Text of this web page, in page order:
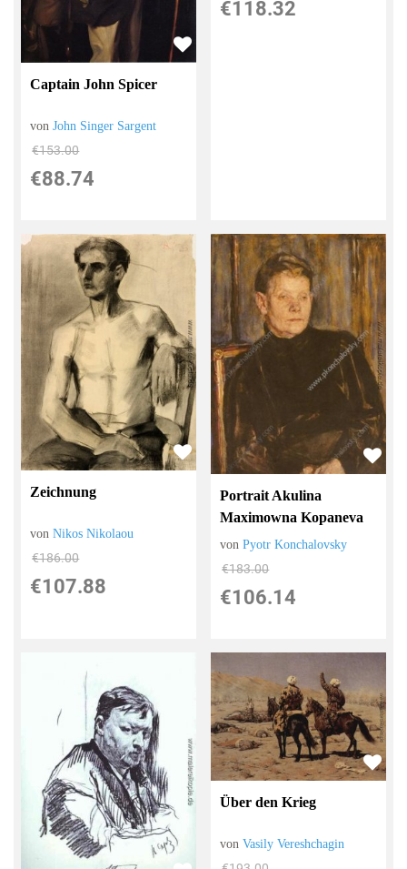
Captain John Spicer
vonJohn Singer Sargent
€153.00
€88.74
€118.32
Zeichnung
vonNikos Nikolaou
€186.00
€107.88
Portrait Akulina
Maximowna Kopaneva
vonPyotr Konchalovsky
€183.00
€106.14
Über den Krieg
vonVasily Vereshchagin